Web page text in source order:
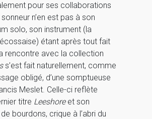
pour ses collaborations
n’en est pas à son
solo, son instrument (la
étant après tout fait
rencontre avec la collection
s’est fait naturellement, comme
obligé, d’une somptueuse
Meslet. Celle-ci reflète
titre Leeshoreet son
bourdons, crique à l’abri du